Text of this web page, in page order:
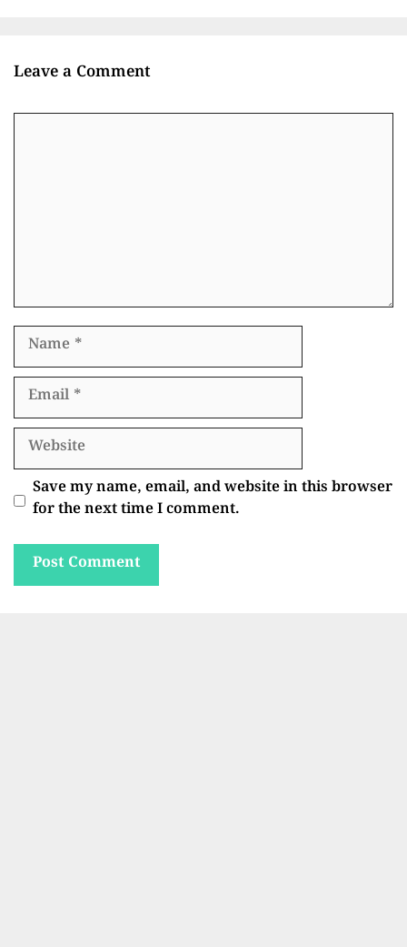
Leave a Comment
Name
Email
Website
Save my name, email, and website in this browser
for the next time I comment.